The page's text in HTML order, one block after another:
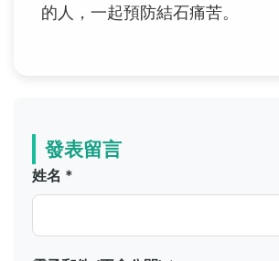
的人，一起預防結石痛苦。
發表留言
姓名 *